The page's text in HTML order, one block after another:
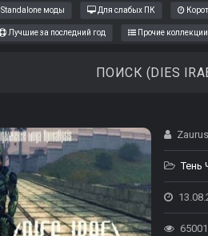
Standalone моды Для слабых ПК
Лучшие за последний год Прочие коллекции
ПОИСК (DIES
Zaurus
Тень